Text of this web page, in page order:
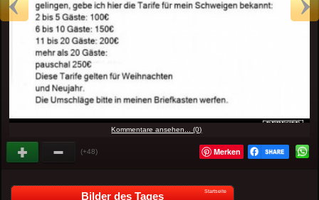
Kommentare ansehen... (0)
(+48) Merken
Bilder des Tages Startseite